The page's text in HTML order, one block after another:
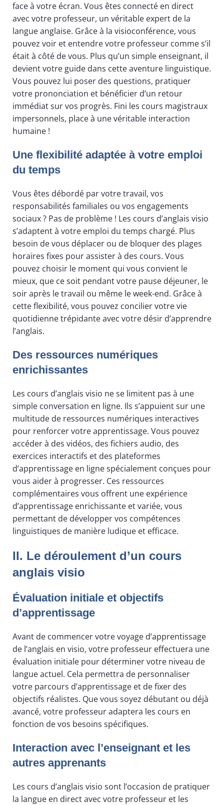
face à votre écran. Vous êtes connecté en direct
avec votre professeur, un véritable expert de la
langue anglaise. Grâce à la visioconférence, vous
pouvez voir et entendre votre professeur comme s’il
était à côté de vous. Plus qu’un simple enseignant, il
devient votre guide dans cette aventure linguistique.
Vous pouvez lui poser des questions, pratiquer
votre prononciation et bénéficier d’un retour
immédiat sur vos progrès. Fini les cours magistraux
impersonnels, place à une véritable interaction
humaine !
Une flexibilité adaptée à votre emploi
du temps
Vous êtes débordé par votre travail, vos
responsabilités familiales ou vos engagements
sociaux ? Pas de problème ! Les cours d’anglais visio
s’adaptent à votre emploi du temps chargé. Plus
besoin de vous déplacer ou de bloquer des plages
horaires fixes pour assister à des cours. Vous
pouvez choisir le moment qui vous convient le
mieux, que ce soit pendant votre pause déjeuner, le
soir après le travail ou même le week-end. Grâce à
cette flexibilité, vous pouvez concilier votre vie
quotidienne trépidante avec votre désir d’apprendre
l’anglais.
Des ressources numériques
enrichissantes
Les cours d’anglais visio ne se limitent pas à une
simple conversation en ligne. Ils s’appuient sur une
multitude de ressources numériques interactives
pour renforcer votre apprentissage. Vous pouvez
accéder à des vidéos, des fichiers audio, des
exercices interactifs et des plateformes
d’apprentissage en ligne spécialement conçues pour
vous aider à progresser. Ces ressources
complémentaires vous offrent une expérience
d’apprentissage enrichissante et variée, vous
permettant de développer vos compétences
linguistiques de manière ludique et efficace.
II. Le déroulement d’un cours
anglais visio
Évaluation initiale et objectifs
d’apprentissage
Avant de commencer votre voyage d’apprentissage
de l’anglais en visio, votre professeur effectuera une
évaluation initiale pour déterminer votre niveau de
langue actuel. Cela permettra de personnaliser
votre parcours d’apprentissage et de fixer des
objectifs réalistes. Que vous soyez débutant ou déjà
avancé, votre professeur adaptera les cours en
fonction de vos besoins spécifiques.
Interaction avec l’enseignant et les
autres apprenants
Les cours d’anglais visio sont l’occasion de pratiquer
la langue en direct avec votre professeur et les